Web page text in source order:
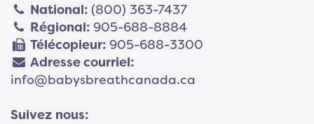
National: (800) 363-7437
Régional: 905-688-8884
Télécopieur: 905-688-3300
Adresse courriel:
info@babysbreathcanada.ca
Suivez nous: